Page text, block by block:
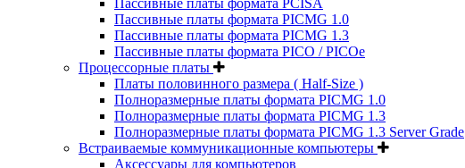
Пассивные платы формата PICMG 1.0
Пассивные платы формата PICMG 1.3
Пассивные платы формата PICO / PICOe
Процессорные платы
Платы половинного размера ( Half-Size )
Полноразмерные платы формата PICMG 1.0
Полноразмерные платы формата PICMG 1.3
Полноразмерные платы формата PICMG 1.3 Server Grade
Встраиваемые коммуникационные компьютеры
Аксессуары для компьютеров